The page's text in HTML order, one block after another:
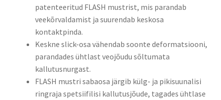
patenteeritud FLASH mustrist, mis parandab
veekõrvaldamist ja suurendab keskosa
kontaktpinda.​
Keskne slick-osa vähendab soonte deformatsiooni,
parandades ühtlast veojõudu sõltumata
kallutusnurgast.​
FLASH mustri sabaosa järgib külg- ja pikisuunalisi
ringraja spetsiifilisi kallutusjõude, tagades ühtlase